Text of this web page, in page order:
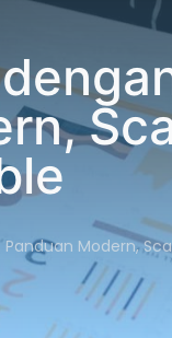
Panduan Modern,